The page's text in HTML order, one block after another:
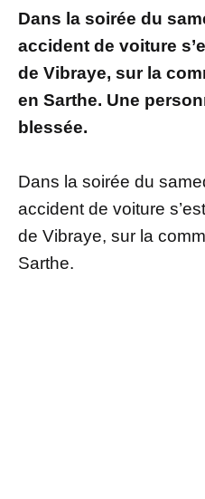
Dans la soirée du
accident de voiture
de Vibraye, sur la
en Sarthe. Une
blessée.
Dans la soirée du
accident de voiture
de Vibraye, sur la
Sarthe.